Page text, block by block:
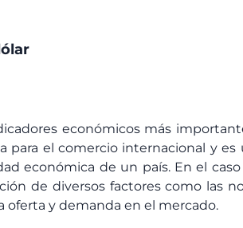
económicos más
para el comercio internacional y es
económica de un país. En el
de diversos factores como las
oferta y demanda en el mercado.